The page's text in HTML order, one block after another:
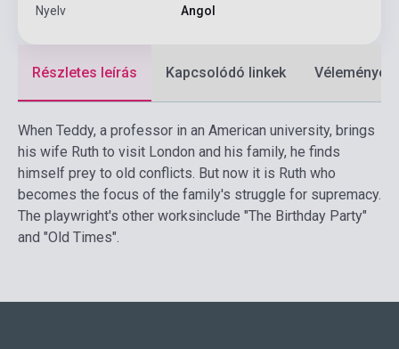
Nyelv Angol
Részletes leírás Kapcsolódó linkek Vélemények
When Teddy, a professor in an American university, brings
his wife Ruth to visit London and his family, he finds
himself prey to old conflicts. But now it is Ruth who
becomes the focus of the family's struggle for supremacy.
The playwright's other worksinclude "The Birthday Party"
and "Old Times".